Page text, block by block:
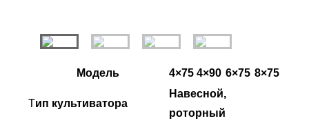
Модель 4×75 4×90 6×75 8×75
Тип культиватора
Навесной,
роторный